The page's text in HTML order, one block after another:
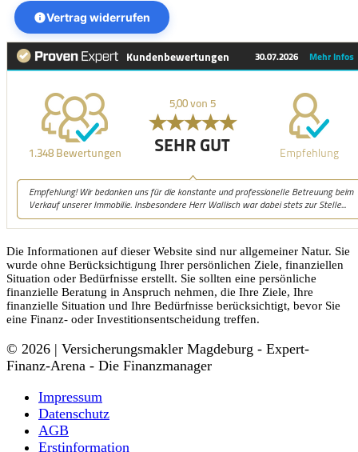
Vertrag widerrufen
Die Informationen auf dieser Website sind nur allgemeiner Natur. Sie
wurde ohne Berücksichtigung Ihrer persönlichen Ziele, finanziellen
Situation oder Bedürfnisse erstellt. Sie sollten eine persönliche
finanzielle Beratung in Anspruch nehmen, die Ihre Ziele, Ihre
finanzielle Situation und Ihre Bedürfnisse berücksichtigt, bevor Sie
eine Finanz- oder Investitionsentscheidung treffen.
© 2026 | Versicherungsmakler Magdeburg - Expert-
Finanz-Arena - Die Finanzmanager
Impressum
Datenschutz
AGB
Erstinformation